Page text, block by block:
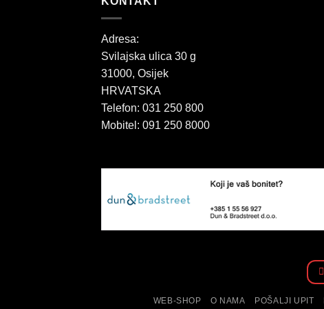
Adresa:
Svilajska ulica 30 g
31000, Osijek
HRVATSKA
Telefon: 031 250 800
Mobitel: 091 250 8000
WEB-SHOP O NAMA POŠALJI UPIT